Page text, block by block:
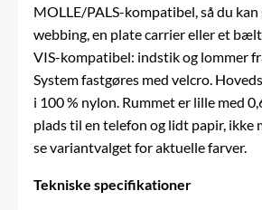
MOLLE/PALS-kompatibel, så du
webbing, en plate carrier eller et
VIS-kompatibel: indstik og lommer
System fastgøres med velcro.
i 100 % nylon. Rummet er lille med
plads til en telefon og lidt papir, ikke
se variantvalget for aktuelle farver.
Tekniske specifikationer